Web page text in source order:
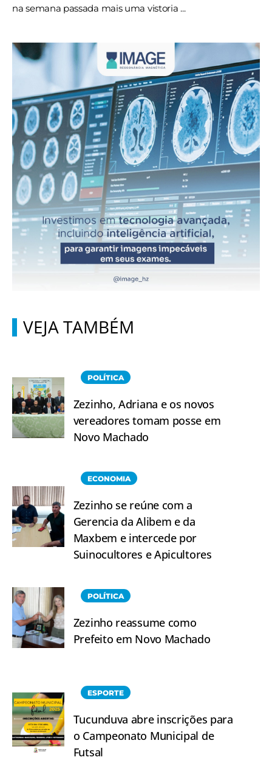
na semana passada mais uma vistoria ...
VEJA TAMBÉM
POLÍTICA
Zezinho, Adriana e os novos
vereadores tomam posse em
Novo Machado
ECONOMIA
Zezinho se reúne com a
Gerencia da Alibem e da
Maxbem e intercede por
Suinocultores e Apicultores
POLÍTICA
Zezinho reassume como
Prefeito em Novo Machado
ESPORTE
Tucunduva abre inscrições para
o Campeonato Municipal de
Futsal